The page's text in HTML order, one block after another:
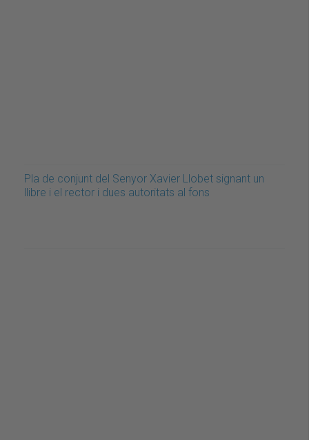
Pla de conjunt del Senyor Xavier Llobet signant un
llibre i el rector i dues autoritats al fons